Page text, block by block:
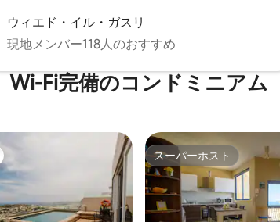
ウィエド・イル・ガスリ
現地メンバー118人のおすすめ
Wi-Fi完備のコンドミニアム
スーパーホスト
スーパーホスト